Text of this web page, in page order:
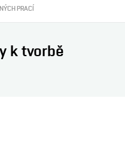
VYZKOUMALI
PRACÍ
k tvorbě